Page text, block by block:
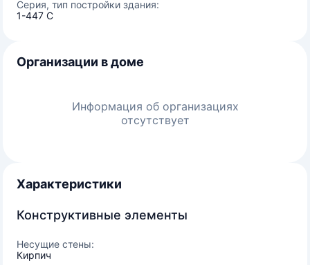
Серия, тип постройки здания:
1-447 С
Организации в доме
Информация об организациях
отсутствует
Характеристики
Конструктивные элементы
Несущие стены:
Кирпич